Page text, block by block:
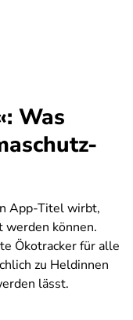
Was
App-Titel wirbt,
werden können.
Ökotracker für alle
zu Heldinnen
lässt.